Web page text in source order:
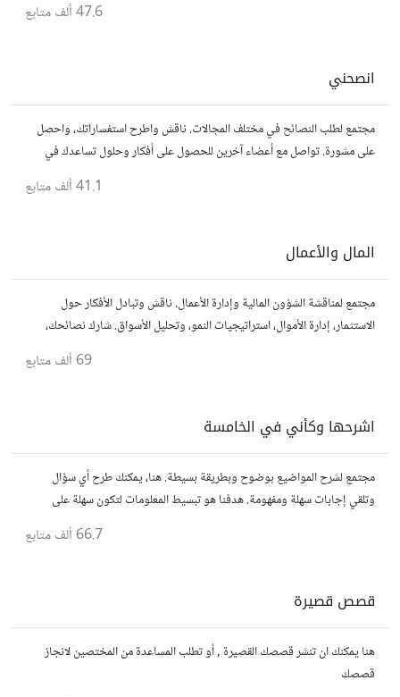
47.6 ألف متابع
انصحني
مجتمع لطلب النصائح في مختلف المجالات. ناقش واطرح استفساراتك، واحصل
على مشورة. تواصل مع أعضاء آخرين للحصول على أفكار وحلول تساعدك في
41.1 ألف متابع
المال والأعمال
مجتمع لمناقشة الشؤون المالية وإدارة الأعمال. ناقش وتبادل الأفكار حول
الاستثمار، إدارة الأموال، استراتيجيات النمو، وتحليل الأسواق. شارك نصائحك،
69 ألف متابع
اشرحها وكأني في الخامسة
مجتمع لشرح المواضيع بوضوح وبطريقة بسيطة. هنا، يمكنك طرح أي سؤال
وتلقي إجابات سهلة ومفهومة. هدفنا هو تبسيط المعلومات لتكون سهلة على
66.7 ألف متابع
قصص قصيرة
هنا يمكنك ان تنشر قصصك القصيرة , أو تطلب المساعدة من المختصين لانجاز
قصصك